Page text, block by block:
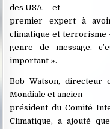
des USA, – et
premier expert à
climatique et terrorisme
genre de message,
important ».
Bob Watson, directeur
Mondiale et ancien
président du Comité
Climatique, a ajouté